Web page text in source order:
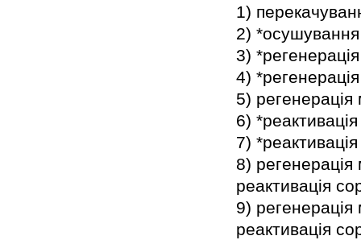
1)
2) *осушування
3)
4)
5)
6)
7)
8)
реактивація
9)
реактивація